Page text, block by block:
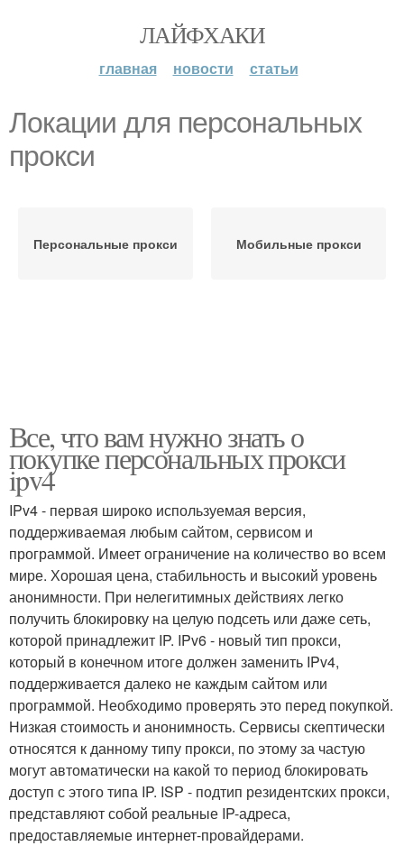
ЛАЙФХАКИ
главная новости статьи
Локации для персональных
прокси
Персональные прокси Мобильные прокси
Все, что вам нужно знать о
покупке персональных прокси
ipv4
IPv4 - первая широко используемая версия,
поддерживаемая любым сайтом, сервисом и
программой. Имеет ограничение на количество во всем
мире. Хорошая цена, стабильность и высокий уровень
анонимности. При нелегитимных действиях легко
получить блокировку на целую подсеть или даже сеть,
которой принадлежит IP. IPv6 - новый тип прокси,
который в конечном итоге должен заменить IPv4,
поддерживается далеко не каждым сайтом или
программой. Необходимо проверять это перед покупкой.
Низкая стоимость и анонимность. Сервисы скептически
относятся к данному типу прокси, по этому за частую
могут автоматически на какой то период блокировать
доступ с этого типа IP. ISP - подтип резидентских прокси,
представляют собой реальные IP-адреса,
предоставляемые интернет-провайдерами.